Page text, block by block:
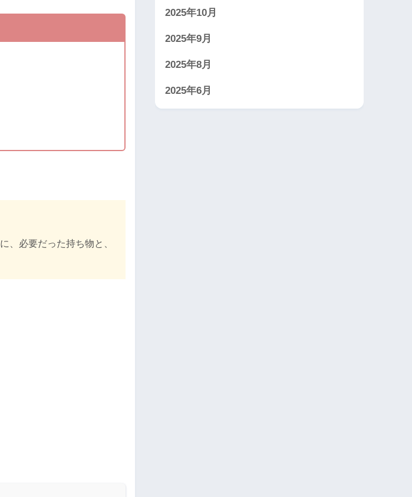
、必要だった持ち物と、
2025年10月
2025年9月
2025年8月
2025年6月